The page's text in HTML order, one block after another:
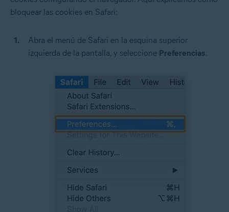
bloquear las cookies en Safari:
Abra el menú de Safari en la esquina superior
izquierda de la pantalla, y seleccione Preferencias.